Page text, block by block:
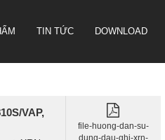
CAMERA HỘI NGHỊ TRUYỀN
TIN TỨC DOWNLOAD
VAP,
file-huong-dan-su-
dung-dau-ghi-xrn-